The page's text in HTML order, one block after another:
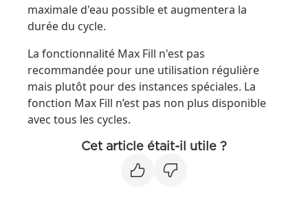
maximale d'eau possible et augmentera la
durée du cycle.
La fonctionnalité Max Fill n'est pas
recommandée pour une utilisation régulière
mais plutôt pour des instances spéciales. La
fonction Max Fill n’est pas non plus disponible
avec tous les cycles.
Cet article était-il utile ?